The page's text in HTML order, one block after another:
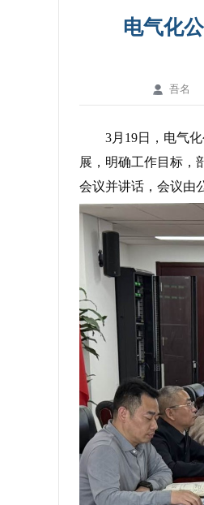
电气化
吾名
3月19日，电气
展，明确工作目标，
会议并讲话，会议由